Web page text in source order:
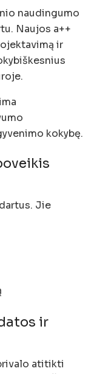
naudingumo
Naujos a++
ir
kokybę.
Jie
ir
atitikti